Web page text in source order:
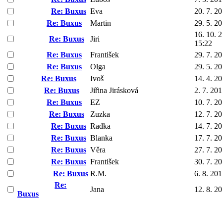
Re: Buxus Eva
20. 7.
Re: Buxus
Martin
29. 5.
Re: Buxus
Jiri
16. 10.
15:22
Re: Buxus
František
29. 7.
Re: Buxus
Olga
29. 5.
Re: Buxus
Ivoš
14. 4.
Re: Buxus
Jiřina Jirásková
2. 7.
Re: Buxus
EZ
10. 7.
Re: Buxus
Zuzka
12. 7.
Re: Buxus Radka
14. 7.
Re: Buxus Blanka
17. 7.
Re: Buxus Věra
27. 7.
Re: Buxus František
30. 7.
Re: Buxus R.M.
6. 8.
Re:
Buxus
Jana
12. 8.